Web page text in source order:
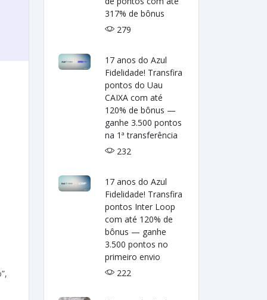
317% de bônus
279
17 anos do Azul
Fidelidade! Transfira
pontos do Uau
CAIXA com até
120% de bônus —
ganhe 3.500 pontos
na 1ª transferência
232
17 anos do Azul
Fidelidade! Transfira
pontos Inter Loop
com até 120% de
bônus — ganhe
3.500 pontos no
primeiro envio
222